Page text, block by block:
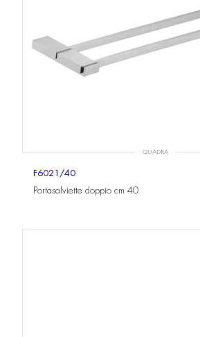
QUADRA
F6021/40
Portasalviette doppio cm 40